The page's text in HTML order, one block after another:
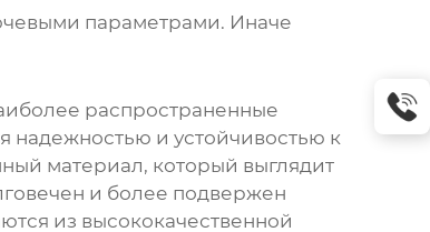
параметрами. Иначе
распространенные
надежностью и устойчивостью к
материал, который выглядит
и более подвержен
из высококачественной